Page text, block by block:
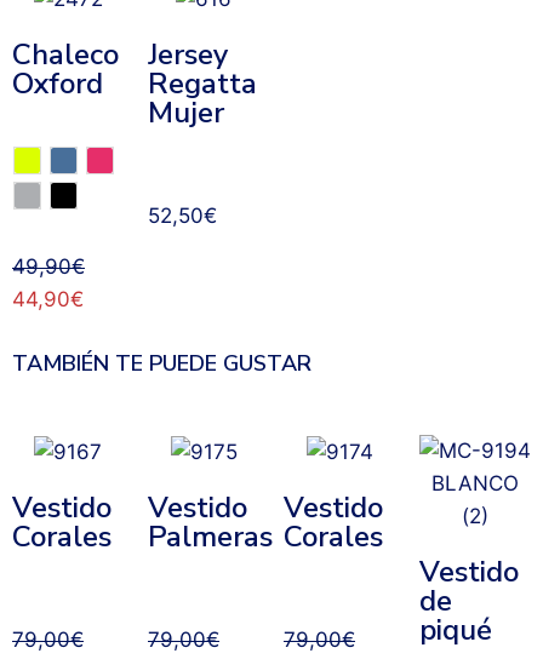
Chaleco
Oxford
49,90€
44,90€
Jersey
Regatta
Mujer
52,50€
TAMBIÉN TE PUEDE GUSTAR
Vestido
Corales
79,00€
Vestido
Palmeras
79,00€
Vestido
Corales
79,00€
Vestido
de
piqué